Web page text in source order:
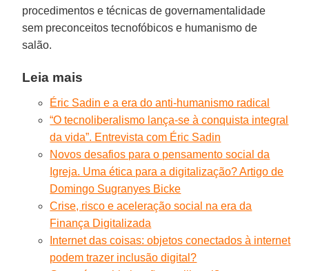
procedimentos e técnicas de governamentalidade
sem preconceitos tecnofóbicos e humanismo de
salão.
Leia mais
Éric Sadin e a era do anti-humanismo radical
“O tecnoliberalismo lança-se à conquista integral
da vida”. Entrevista com Éric Sadin
Novos desafios para o pensamento social da
Igreja. Uma ética para a digitalização? Artigo de
Domingo Sugranyes Bicke
Crise, risco e aceleração social na era da
Finança Digitalizada
Internet das coisas: objetos conectados à internet
podem trazer inclusão digital?